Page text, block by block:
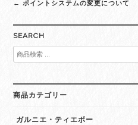
navigation
← ポイントシステムの変更について
SEARCH
検
索
象:
商品カテゴリー
ガルニエ・ティエボー